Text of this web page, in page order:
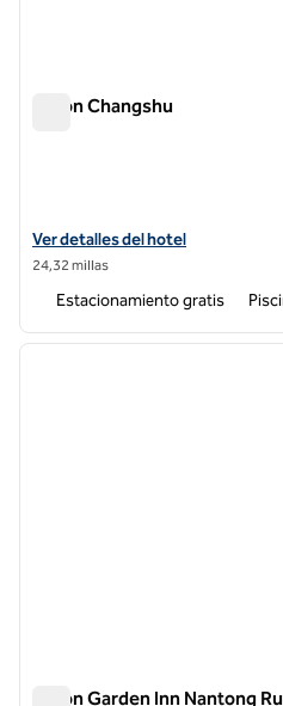
Hilton Changshu
Ver detalles del hotel Hilton
Ver detalles del hotel
24,32 millas
Estacionamiento gratis
1 de 13
Hilton Garden Inn Nantong